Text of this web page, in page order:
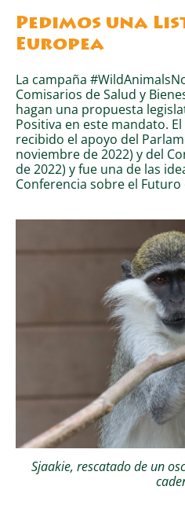
Pedimos una
Europea
La campaña
Comisarios de Salud y
hagan una propuesta
Positiva en este mandato.
recibido el apoyo del
noviembre de 2022) y del
de 2022) y fue una de las
Conferencia sobre el Futuro
Sjaakie, rescatado de un